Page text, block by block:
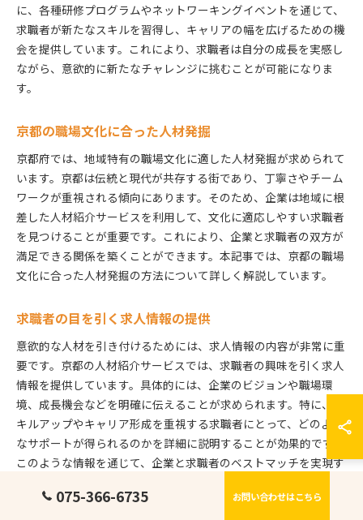
に、各種研修プログラムやネットワーキングイベントを通じて、
求職者が新たなスキルを習得し、キャリアの幅を広げるための機
会を提供しています。これにより、求職者は自分の成長を実感し
ながら、意欲的に新たなチャレンジに挑むことが可能になりま
す。
京都の職場文化に合った人材発掘
京都府では、地域特有の職場文化に適した人材発掘が求められて
います。京都は伝統と現代が共存する街であり、丁寧さやチーム
ワークが重視される傾向にあります。そのため、企業は地域に根
差した人材紹介サービスを利用して、文化に適応しやすい求職者
を見つけることが重要です。これにより、企業と求職者の双方が
満足できる関係を築くことができます。本記事では、京都の職場
文化に合った人材発掘の方法について詳しく解説しています。
求職者の目を引く求人情報の提供
意欲的な人材を引き付けるためには、求人情報の内容が非常に重
要です。京都の人材紹介サービスでは、求職者の興味を引く求人
情報を提供しています。具体的には、企業のビジョンや職場環
境、成長機会などを明確に伝えることが求められます。特に、ス
キルアップやキャリア形成を重視する求職者にとって、どのよう
なサポートが得られるのかを詳細に説明することが効果的です。
このような情報を通じて、企業と求職者のベストマッチを実現す
075-366-6735 お問い合わせはこちら